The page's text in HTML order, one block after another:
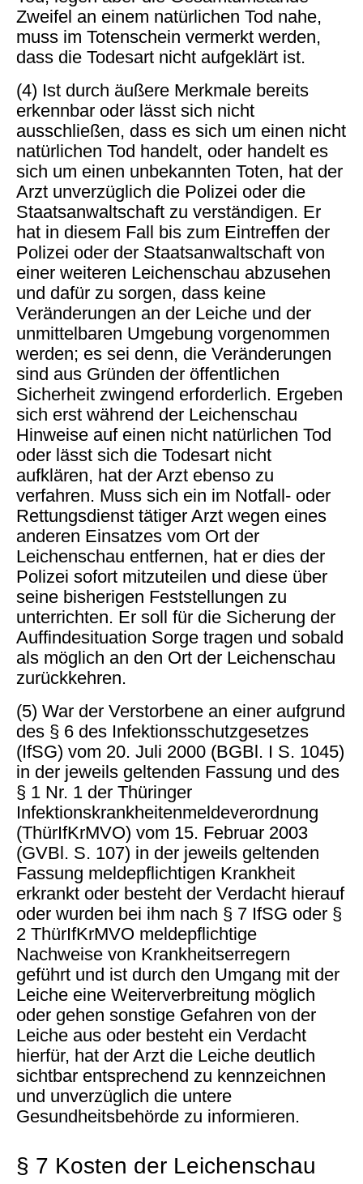
Zweifel an einem natürlichen Tod nahe,
muss im Totenschein vermerkt werden,
dass die Todesart nicht aufgeklärt ist.
(4) Ist durch äußere Merkmale bereits
erkennbar oder lässt sich nicht
ausschließen, dass es sich um einen nicht
natürlichen Tod handelt, oder handelt es
sich um einen unbekannten Toten, hat der
Arzt unverzüglich die Polizei oder die
Staatsanwaltschaft zu verständigen. Er
hat in diesem Fall bis zum Eintreffen der
Polizei oder der Staatsanwaltschaft von
einer weiteren Leichenschau abzusehen
und dafür zu sorgen, dass keine
Veränderungen an der Leiche und der
unmittelbaren Umgebung vorgenommen
werden; es sei denn, die Veränderungen
sind aus Gründen der öffentlichen
Sicherheit zwingend erforderlich. Ergeben
sich erst während der Leichenschau
Hinweise auf einen nicht natürlichen Tod
oder lässt sich die Todesart nicht
aufklären, hat der Arzt ebenso zu
verfahren. Muss sich ein im Notfall- oder
Rettungsdienst tätiger Arzt wegen eines
anderen Einsatzes vom Ort der
Leichenschau entfernen, hat er dies der
Polizei sofort mitzuteilen und diese über
seine bisherigen Feststellungen zu
unterrichten. Er soll für die Sicherung der
Auffindesituation Sorge tragen und sobald
als möglich an den Ort der Leichenschau
zurückkehren.
(5) War der Verstorbene an einer aufgrund
des § 6 des Infektionsschutzgesetzes
(IfSG) vom 20. Juli 2000 (BGBl. I S. 1045)
in der jeweils geltenden Fassung und des
§ 1 Nr. 1 der Thüringer
Infektionskrankheitenmeldeverordnung
(ThürIfKrMVO) vom 15. Februar 2003
(GVBl. S. 107) in der jeweils geltenden
Fassung meldepflichtigen Krankheit
erkrankt oder besteht der Verdacht hierauf
oder wurden bei ihm nach § 7 IfSG oder §
2 ThürIfKrMVO meldepflichtige
Nachweise von Krankheitserregern
geführt und ist durch den Umgang mit der
Leiche eine Weiterverbreitung möglich
oder gehen sonstige Gefahren von der
Leiche aus oder besteht ein Verdacht
hierfür, hat der Arzt die Leiche deutlich
sichtbar entsprechend zu kennzeichnen
und unverzüglich die untere
Gesundheitsbehörde zu informieren.
§ 7 Kosten der Leichenschau